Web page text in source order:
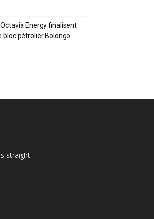
Energy finalisent
bloc pétrolier Bolongo
straight